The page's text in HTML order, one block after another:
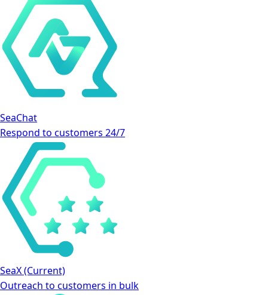
SeaChat
Respond to customers 24/7
SeaX(Current)
Outreach to customers in bulk